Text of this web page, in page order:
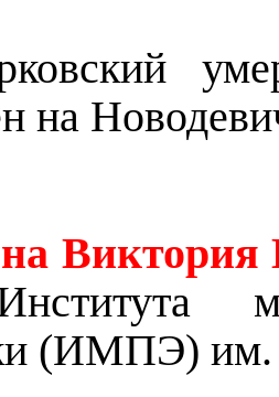
на
Виктория
(ИМПЭ) им.